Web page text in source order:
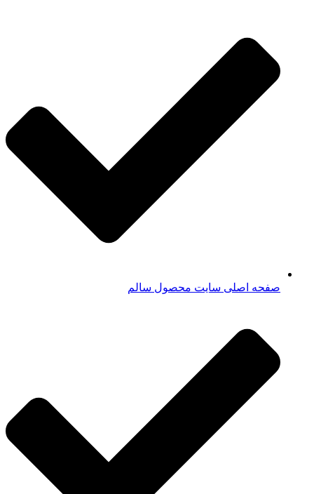
صفحه اصلی سایت محصول سالم